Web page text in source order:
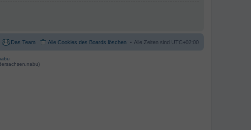
Alle Zeiten sind UTC+02:00
Alle Cookies des Boards löschen
Das Team